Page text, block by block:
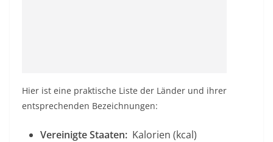
Hier ist eine praktische Liste der Länder und ihrer
entsprechenden Bezeichnungen:
Vereinigte Staaten: Kalorien (kcal)